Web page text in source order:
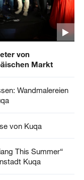
von
Markt
Wandmalereien
von Kuqa
This Summer“
Kuqa